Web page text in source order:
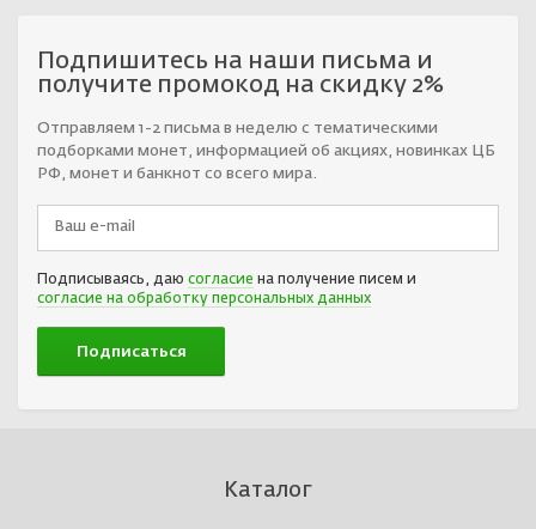
Подпишитесь на наши письма и
получите промокод на скидку 2%
Отправляем 1-2 письма в неделю с тематическими
подборками монет, информацией об акциях, новинках ЦБ
РФ, монет и банкнот со всего мира.
Подписываясь, даю согласие на получение писем и
согласие на обработку персональных данных
Каталог